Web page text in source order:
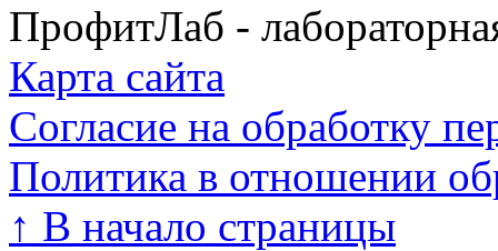
ПрофитЛаб -
Карта сайта
Согласие на обработку
Политика в отношении
↑ В начало страницы